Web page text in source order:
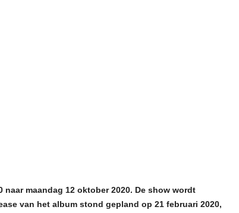
maandag 12 oktober 2020. De show wordt
van het album stond gepland op 21 februari 2020,